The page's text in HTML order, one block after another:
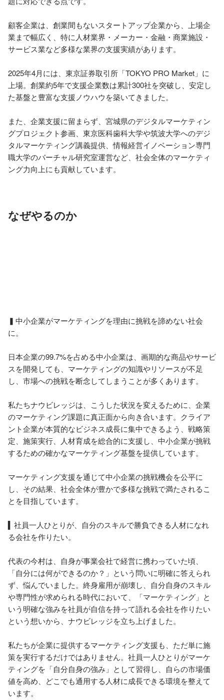
顧客企業は、創業間もないスタートアップ企業から、上場企
業まで幅広く、特に人材業界・メーカー・金融・商業施設・
サービス業など多様な業界の支援実績があります。
2025年4月には、東京証券取引所「TOKYO PRO Market」に
上場。創業約5年で支援企業数は累計300社を突破し、安定し
た基盤と豊富な支援ノウハウを築いてきました。
また、企業支援に留まらず、宮城県のデジタルマーケティン
グプロジェクト参画、東京医科歯科大学や筑波大学へのデジ
タルマーケティング講義提供、情報経営イノベーション専門
職大学のバーチャル研究室運営など、社会全体のマーケティ
ング力向上にも貢献しています。
なぜやるのか
▍中小企業がマーケティングを理由に挑戦を諦めない社会
に。
日本企業の99.7%を占める中小企業は、画期的な商品やサービ
スを開発しても、マーケティングの知識やリソースが不足
し、市場への挑戦を断念してしまうことが多くあります。
私たちナウビレッジは、こうした状況を変えるために、企業
のマーケティング課題に真正面から向き合います。クライア
ント企業が本質的なビジネス成長に集中できるよう、戦略策
定、施策実行、人材育成を総合的に支援し、中小企業が挑戦
するための確かなマーケティング基盤を提供しています。
マーケティング支援を通じて中小企業の挑戦機会を公平に
し、その結果、社会全体が豊かで多様な挑戦で満たされるこ
とを目指しています。
▍社員一人ひとりが、自分のスキルで勝負できる人材になれ
る会社を作りたい。
代表の今村は、自身が事業会社で経営に携わっていた頃、
「自分には何ができるのか？」という問いに明確に答えられ
ず、悩んでいました。終身雇用が崩壊し、自分自身のスキル
や専門性が求められる時代において、「マーケティング」と
いう明確な強みを社員が自信を持って語れる会社を作りたい
という想いから、ナウビレッジを立ち上げました。
私たちが企業に提供するマーケティング支援も、ただ単に施
策を実行するだけではありません。社員一人ひとりがマーケ
ティングを「自分自身の強み」として習得し、自らの市場価
値を高め、どこでも通用する人材に成長できる環境を整えて
います。